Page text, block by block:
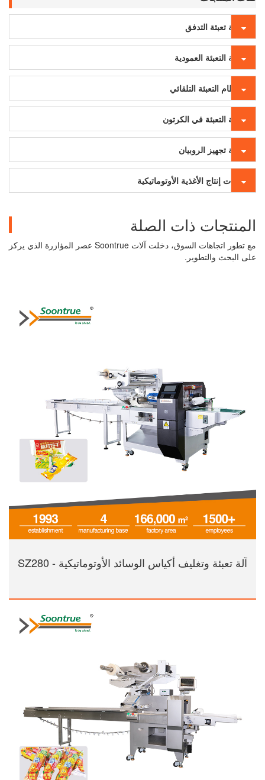
آلة تعبئة التدفق
آلة التعبئة العمودية
نظام التعبئة التلقائي
آلة التعبئة في الكرتون
آلة تجهيز الروبيان
آلات إنتاج الأغذية الأوتوماتيكية
المنتجات ذات الصلة
مع تطور اتجاهات السوق، دخلت آلات Soontrue عصر المؤازرة الذي يركز
على البحث والتطوير.
آلة تعبئة وتغليف أكياس الوسائد الأوتوماتيكية - SZ280